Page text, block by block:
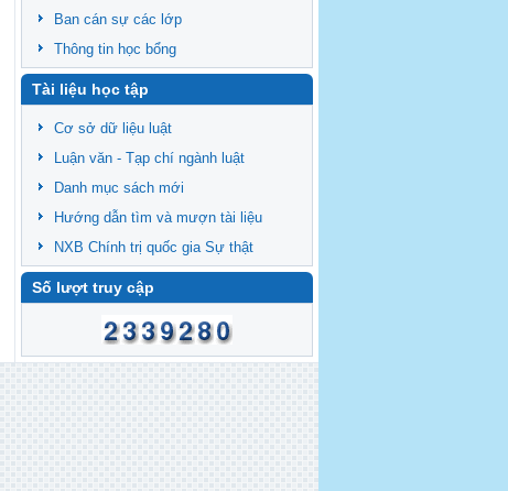
Ban cán sự các lớp
Thông tin học bổng
Tài liệu học tập
Cơ sở dữ liệu luật
Luận văn - Tạp chí ngành luật
Danh mục sách mới
Hướng dẫn tìm và mượn tài liệu
NXB Chính trị quốc gia Sự thật
Số lượt truy cập